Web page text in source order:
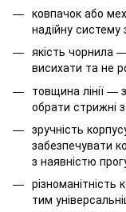
ковпачок або
надійну систему
якість чорнила
висихати та не
товщина лінії
обрати стрижні
зручність
забезпечувати
з наявністю
різноманітність
тим